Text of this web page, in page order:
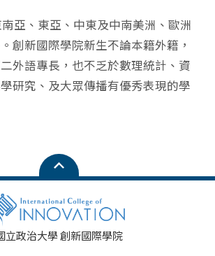
亞、東亞、中東及中南美洲、歐洲
創新國際學院新生不論本籍外籍，
外語專長，也不乏於數理統計、資
研究、及大眾傳播有優秀表現的學
立政治大學 創新國際學院